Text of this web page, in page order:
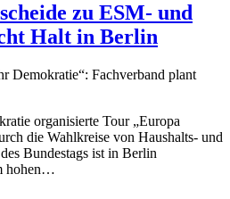
zu ESM- und
Halt in Berlin
Demokratie“: Fachverband plant
organisierte Tour „Europa
die Wahlkreise von Haushalts- und
Bundestags ist in Berlin
hohen…